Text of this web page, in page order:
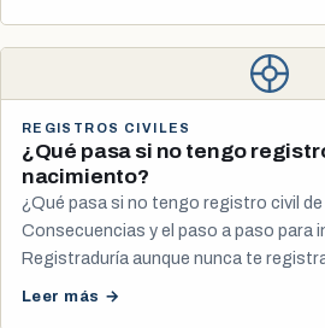
REGISTROS CIVILES
¿Qué pasa si no tengo
nacimiento?
¿Qué pasa si no tengo registro civil
Consecuencias y el paso a paso para
Registraduría aunque nunca te
Leer más →